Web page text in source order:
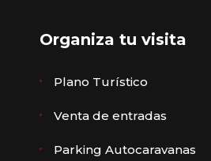
Organiza tu visita
Plano Turístico
Venta de entradas
Parking Autocaravanas